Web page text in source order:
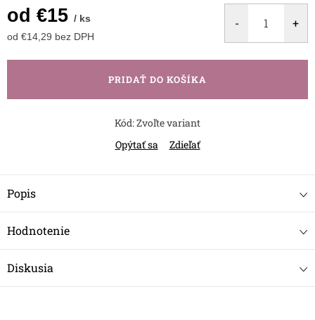
od €15 / ks
od €14,29 bez DPH
cena:
PRIDAŤ DO KOŠÍKA
Kód:Zvoľte variant
Opýtať sa
Zdieľať
Popis
Hodnotenie
Diskusia